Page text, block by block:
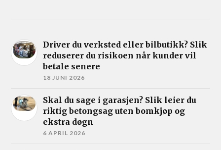
Driver du verksted eller bilbutikk? Slik
reduserer du risikoen når kunder vil
betale senere
18 JUNI 2026
Skal du sage i garasjen? Slik leier du
riktig betongsag uten bomkjøp og
ekstra døgn
6 APRIL 2026